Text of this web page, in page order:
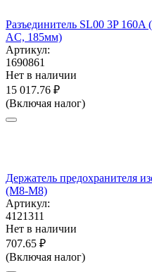
Разъединитель SL00 3P
AC, 185мм)
Артикул:
1690861
Нет в наличии
15 017.76 ₽
(Включая налог)
Держатель предохранителя
(M8-M8)
Артикул:
4121311
Нет в наличии
707.65 ₽
(Включая налог)